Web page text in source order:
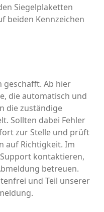
Siegelplaketten
beiden Kennzeichen
geschafft. Ab hier
die automatisch und
die zuständige
Sollten dabei Fehler
zur Stelle und prüft
auf Richtigkeit. Im
kontaktieren,
betreuen.
und Teil unserer